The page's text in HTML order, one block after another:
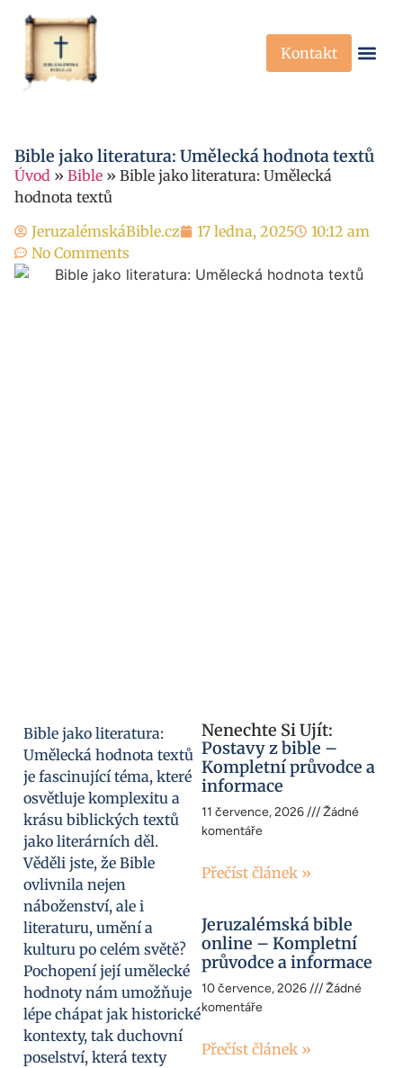
Kontakt
Bible jako literatura: Umělecká hodnota textů
Úvod » Bible » Bible jako literatura: Umělecká
hodnota textů
JeruzalémskáBible.cz
17 ledna, 2025
10:12 am
No Comments
Bible jako literatura:
Umělecká hodnota textů
je fascinující téma, které
osvětluje komplexitu a
krásu biblických textů
jako literárních děl.
Věděli jste, že Bible
ovlivnila nejen
náboženství, ale i
literaturu, umění a
kulturu po celém světě?
Pochopení její umělecké
hodnoty nám umožňuje
lépe chápat jak historické
kontexty, tak duchovní
poselství, která texty
Nenechte Si Ujít:
Postavy z bible –
Kompletní průvodce a
informace
11 července, 2026
Žádné
komentáře
Přečíst článek »
Jeruzalémská bible
online – Kompletní
průvodce a informace
10 července, 2026
Žádné
komentáře
Přečíst článek »